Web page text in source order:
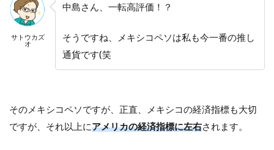
サトウカズ
オ
中島さん、一転高評価！？
そうですね、メキシコペソは私も今一番の推し
通貨です(笑
そのメキシコペソですが、正直、メキシコの経済指標も大切
ですが、それ以上にアメリカの経済指標に左右されます。